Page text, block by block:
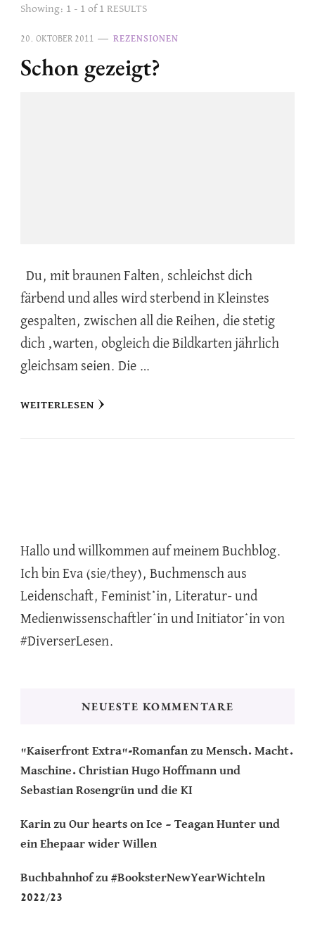
Showing: 1 - 1 of 1 RESULTS
20. OKTOBER 2011 REZENSIONEN
Schon gezeigt?
Du, mit braunen Falten, schleichst dich
färbend und alles wird sterbend in Kleinstes
gespalten, zwischen all die Reihen, die stetig
dich ‚warten, obgleich die Bildkarten jährlich
gleichsam seien. Die …
WEITERLESEN
Hallo und willkommen auf meinem Buchblog.
Ich bin Eva (sie/they), Buchmensch aus
Leidenschaft, Feminist*in, Literatur- und
Medienwissenschaftler*in und Initiator*in von
#DiverserLesen.
NEUESTE KOMMENTARE
"Kaiserfront Extra"-Romanfan zu Mensch. Macht.
Maschine. Christian Hugo Hoffmann und
Sebastian Rosengrün und die KI
Karin zu Our hearts on Ice – Teagan Hunter und
ein Ehepaar wider Willen
Buchbahnhofzu #BooksterNewYearWichteln
2022/23